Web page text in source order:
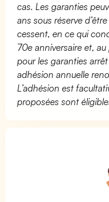
cas. Les garanties
ans sous réserve
cessent, en ce qui
70e anniversaire et,
pour les garanties
adhésion annuelle
L’adhésion est
proposées sont